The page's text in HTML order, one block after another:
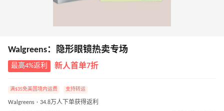
Walgreens：隐形眼镜热卖专场
最高4%返利 新人首单7折
满$35免美国境内运费 支持转运
Walgreens · 34.8万人下单获得返利